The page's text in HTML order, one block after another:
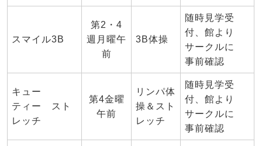
スマイル3B
第2・4
週月曜午
前
3B体操
随時見学受
付、館より
サークルに
事前確認
キュー
ティー スト
レッチ
第4金曜
午前
リンパ体
操＆スト
レッチ
随時見学受
付、館より
サークルに
事前確認